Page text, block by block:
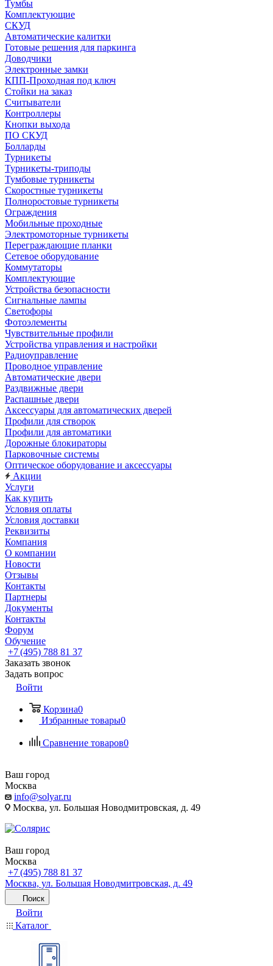
Тумбы
Комплектующие
СКУД
Автоматические калитки
Готовые решения для паркинга
Доводчики
Электронные замки
КПП-Проходная под ключ
Стойки на заказ
Считыватели
Контроллеры
Кнопки выхода
ПО СКУД
Болларды
Турникеты
Турникеты-триподы
Тумбовые турникеты
Скоростные турникеты
Полноростовые турникеты
Ограждения
Мобильные проходные
Электромоторные турникеты
Переграждающие планки
Сетевое оборудование
Коммутаторы
Комплектующие
Устройства безопасности
Сигнальные лампы
Светофоры
Фотоэлементы
Чувствительные профили
Устройства управления и настройки
Радиоуправление
Проводное управление
Автоматические двери
Раздвижные двери
Распашные двери
Аксессуары для автоматических дверей
Профили для створок
Профили для автоматики
Дорожные блокираторы
Парковочные системы
Оптическое оборудование и аксессуары
Акции
Услуги
Как купить
Условия оплаты
Условия доставки
Реквизиты
Компания
О компании
Новости
Отзывы
Контакты
Партнеры
Документы
Контакты
Форум
Обучение
+7 (495) 788 81 37
Заказать звонок
Задать вопрос
Войти
Корзина0
Избранные товары0
Сравнение товаров0
Ваш город
Москва
info@solyar.ru
Москва, ул. Большая Новодмитровская, д. 49
Ваш город
Москва
+7 (495) 788 81 37
Москва, ул. Большая Новодмитровская, д. 49
Поиск
Войти
Каталог